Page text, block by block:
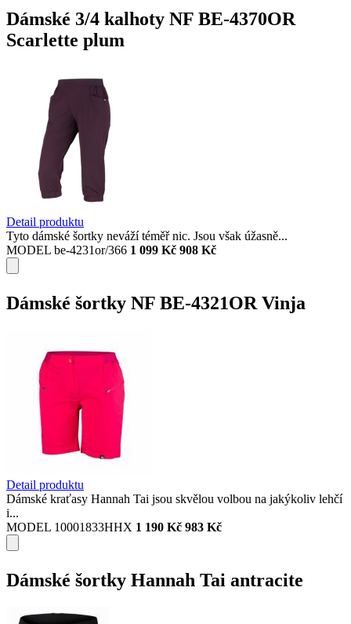
Dámské 3/4 kalhoty NF BE-4370OR
Scarlette plum
Detail produktu
Tyto dámské šortky neváží téměř nic. Jsou však úžasně...
MODEL be-4231or/366 1 099 Kč 908 Kč
Dámské šortky NF BE-4321OR Vinja
Detail produktu
Dámské kraťasy Hannah Tai jsou skvělou volbou na jakýkoliv lehčí
i...
MODEL 10001833HHX 1 190 Kč 983 Kč
Dámské šortky Hannah Tai antracite